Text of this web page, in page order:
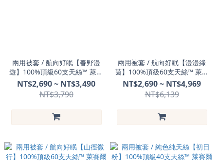
兩用被套 / 航向好眠【春野漫
遊】100%頂級60支天絲™ 萊賽
爾
NT$2,690 ~ NT$3,490
NT$3,790
兩用被套 / 航向好眠【漫漫綠
茵】100%頂級60支天絲™ 萊賽
爾
NT$2,690 ~ NT$4,969
NT$6,139